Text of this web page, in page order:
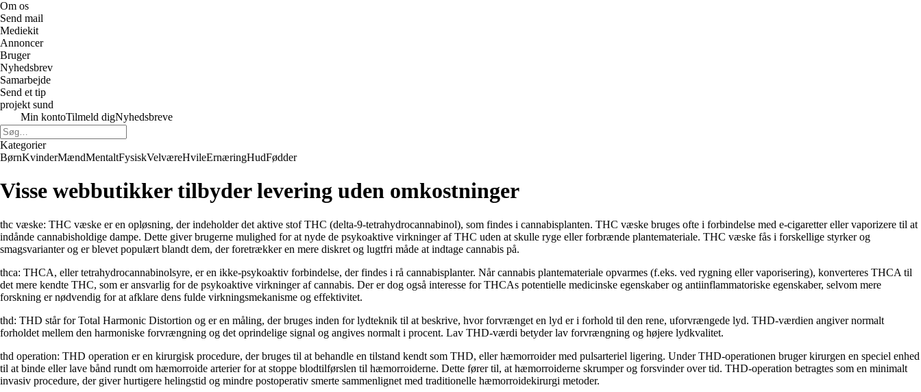
Om os
Send mail
Mediekit
Annoncer
Bruger
Nyhedsbrev
Samarbejde
Send et tip
projekt sund
Min kontoTilmeld digNyhedsbreve
Kategorier
BørnKvinderMændMentaltFysiskVelværeHvileErnæringHudFødder
Visse webbutikker tilbyder levering uden omkostninger
thc væske: THC væske er en opløsning, der indeholder det aktive stof THC (delta-9-tetrahydrocannabinol), som findes i cannabisplanten. THC væske bruges ofte i forbindelse med e-cigaretter eller vaporizere til at
indånde cannabisholdige dampe. Dette giver brugerne mulighed for at nyde de psykoaktive virkninger af THC uden at skulle ryge eller forbrænde plantemateriale. THC væske fås i forskellige styrker og
smagsvarianter og er blevet populært blandt dem, der foretrækker en mere diskret og lugtfri måde at indtage cannabis på.
thca: THCA, eller tetrahydrocannabinolsyre, er en ikke-psykoaktiv forbindelse, der findes i rå cannabisplanter. Når cannabis plantemateriale opvarmes (f.eks. ved rygning eller vaporisering), konverteres THCA til
det mere kendte THC, som er ansvarlig for de psykoaktive virkninger af cannabis. Der er dog også interesse for THCAs potentielle medicinske egenskaber og antiinflammatoriske egenskaber, selvom mere
forskning er nødvendig for at afklare dens fulde virkningsmekanisme og effektivitet.
thd: THD står for Total Harmonic Distortion og er en måling, der bruges inden for lydteknik til at beskrive, hvor forvrænget en lyd er i forhold til den rene, uforvrængede lyd. THD-værdien angiver normalt
forholdet mellem den harmoniske forvrængning og det oprindelige signal og angives normalt i procent. Lav THD-værdi betyder lav forvrængning og højere lydkvalitet.
thd operation: THD operation er en kirurgisk procedure, der bruges til at behandle en tilstand kendt som THD, eller hæmorroider med pulsarteriel ligering. Under THD-operationen bruger kirurgen en speciel enhed
til at binde eller lave bånd rundt om hæmorroide arterier for at stoppe blodtilførslen til hæmorroiderne. Dette fører til, at hæmorroiderne skrumper og forsvinder over tid. THD-operation betragtes som en minimalt
invasiv procedure, der giver hurtigere helingstid og mindre postoperativ smerte sammenlignet med traditionelle hæmorroidekirurgi metoder.